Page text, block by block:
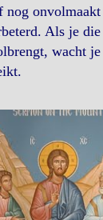
Als je
wacht